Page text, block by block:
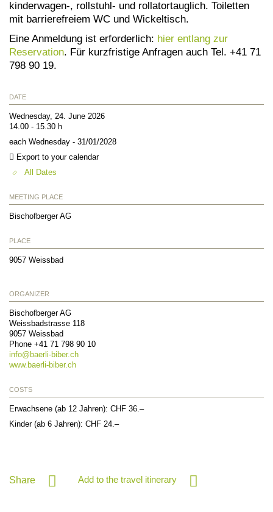
kinderwagen-, rollstuhl- und rollatortauglich. Toiletten
mit barrierefreiem WC und Wickeltisch.
Eine Anmeldung ist erforderlich: hier entlang zur
Reservation . Für kurzfristige Anfragen auch Tel. +41 71
798 90 19.
DATE
Wednesday, 24. June 2026
14.00 - 15.30 h
each Wednesday - 31/01/2028
Export to your calendar
All Dates
MEETING PLACE
Bischofberger AG
PLACE
9057 Weissbad
ORGANIZER
Bischofberger AG
Weissbadstrasse 118
9057 Weissbad
Phone +41 71 798 90 10
info@ baerli-biber.ch
www.baerli-biber.ch
COSTS
Erwachsene (ab 12 Jahren): CHF 36.–
Kinder (ab 6 Jahren): CHF 24.–
Share Add to the travel itinerary